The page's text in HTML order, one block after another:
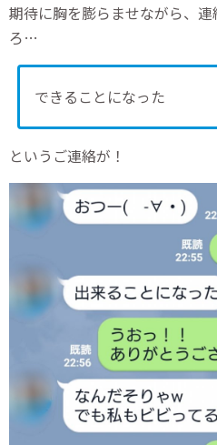
期待に胸を膨らませながら、
ろ…
できることになった
というご連絡が！